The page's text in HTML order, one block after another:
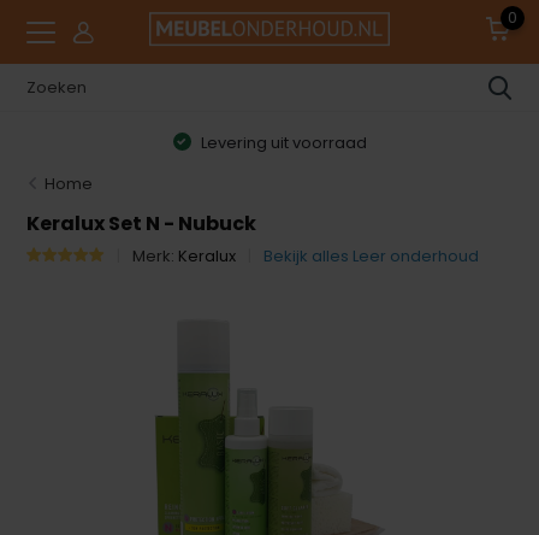
0
Levering uit voorraad
Home
Keralux Set N - Nubuck
Merk: Keralux Bekijk alles Leer onderhoud